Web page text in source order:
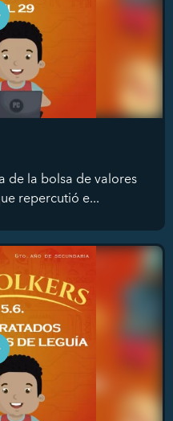
de la bolsa de valores
repercutió e...